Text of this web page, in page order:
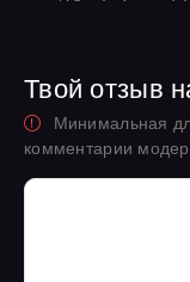
Твой отзыв
Минимальная
комментарии